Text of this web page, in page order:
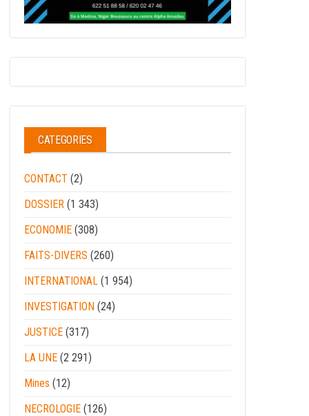
CATEGORIES
CONTACT (2)
DOSSIER (1 343)
ECONOMIE (308)
FAITS-DIVERS (260)
INTERNATIONAL (1 954)
INVESTIGATION (24)
JUSTICE (317)
LA UNE (2 291)
Mines (12)
NECROLOGIE (126)